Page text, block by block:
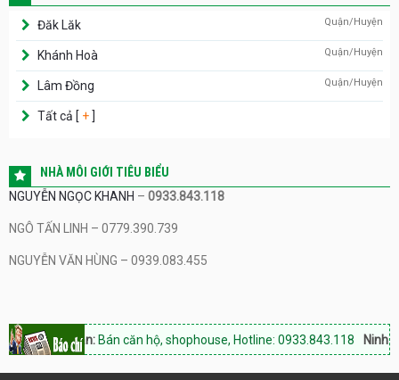
Đăk Lăk Quận/Huyện
Khánh Hoà Quận/Huyện
Lâm Đồng Quận/Huyện
Tất cả [ +
NHÀ MÔI GIỚI TIÊU BIỂU
NGUYỄN NGỌC KHANH – 0933.843.118
NGÔ TẤN LINH – 0779.390.739
NGUYỄN VĂN HÙNG – 0939.083.455
Thuận:Bán căn hộ, shophouse, Hotline: 0933.843.118 Ninh Thuận